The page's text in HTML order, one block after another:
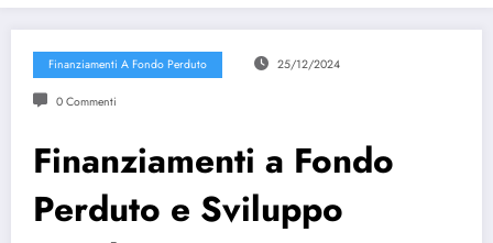
Finanziamenti A Fondo Perduto 25/12/2024
0 Commenti
Finanziamenti a Fondo
Perduto e Sviluppo